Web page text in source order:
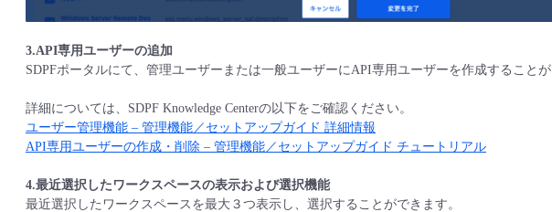
3.API専用ユーザーの追加
SDPFポータルにて、管理ユーザーまたは一般ユーザーにAPI専用ユーザーを作成すること
詳細については、SDPF Knowledge Centerの以下をご確認ください。
ユーザー管理機能 – 管理機能／セットアップガイド 詳細情報
API専用ユーザーの作成・削除 – 管理機能／セットアップガイド チュートリアル
4.最近選択したワークスペースの表示および選択機能
最近選択したワークスペースを最大３つ表示し、選択することができます。